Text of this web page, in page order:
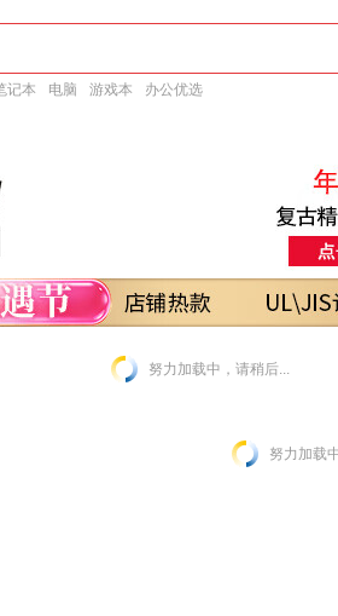
记本 电脑 游戏本 办公优选
努力加载中，请稍后...
努力加载